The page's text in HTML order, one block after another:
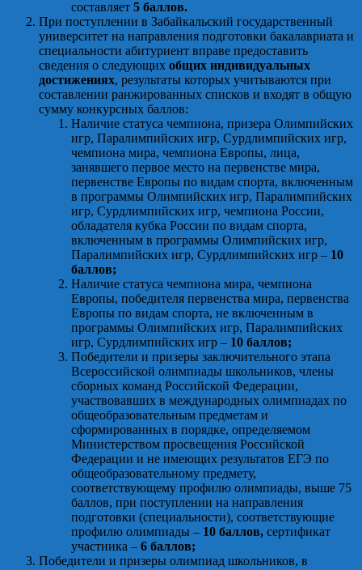
составляет 5 баллов.
При поступлении в Забайкальский государственный
университет на направления подготовки бакалавриата и
специальности абитуриент вправе предоставить
сведения о следующих общих индивидуальных
достижениях, результаты которых учитываются при
составлении ранжированных списков и входят в общую
сумму конкурсных баллов:
Наличие статуса чемпиона, призера Олимпийских
игр, Паралимпийских игр, Сурдлимпийских игр,
чемпиона мира, чемпиона Европы, лица,
занявшего первое место на первенстве мира,
первенстве Европы по видам спорта, включенным
в программы Олимпийских игр, Паралимпийских
игр, Сурдлимпийских игр, чемпиона России,
обладателя кубка России по видам спорта,
включенным в программы Олимпийских игр,
Паралимпийских игр, Сурдлимпийских игр – 10
баллов;
Наличие статуса чемпиона мира, чемпиона
Европы, победителя первенства мира, первенства
Европы по видам спорта, не включенным в
программы Олимпийских игр, Паралимпийских
игр, Сурдлимпийских игр – 10 баллов;
Победители и призеры заключительного этапа
Всероссийской олимпиады школьников, члены
сборных команд Российской Федерации,
участвовавших в международных олимпиадах по
общеобразовательным предметам и
сформированных в порядке, определяемом
Министерством просвещения Российской
Федерации и не имеющих результатов ЕГЭ по
общеобразовательному предмету,
соответствующему профилю олимпиады, выше 75
баллов, при поступлении на направления
подготовки (специальности), соответствующие
профилю олимпиады – 10 баллов, сертификат
участника – 6 баллов;
Победители и призеры олимпиад школьников, в